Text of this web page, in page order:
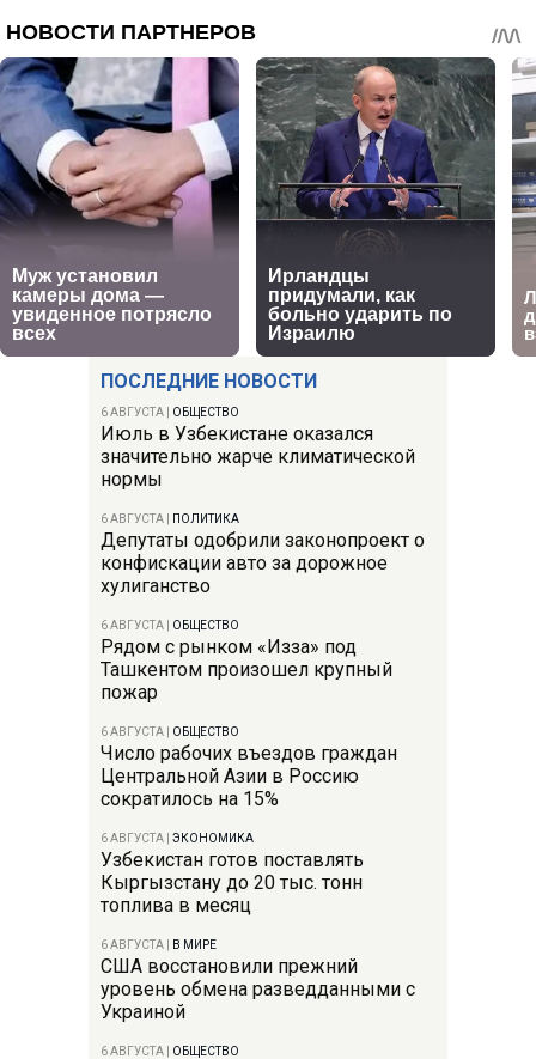
ПОСЛЕДНИЕ НОВОСТИ
6 АВГУСТА ОБЩЕСТВО
Июль в Узбекистане оказался
значительно жарче климатической
нормы
6 АВГУСТА ПОЛИТИКА
Депутаты одобрили законопроект о
конфискации авто за дорожное
хулиганство
6 АВГУСТА ОБЩЕСТВО
Рядом с рынком «Изза» под
Ташкентом произошел крупный
пожар
6 АВГУСТА ОБЩЕСТВО
Число рабочих въездов граждан
Центральной Азии в Россию
сократилось на 15%
6 АВГУСТА ЭКОНОМИКА
Узбекистан готов поставлять
Кыргызстану до 20 тыс. тонн
топлива в месяц
6 АВГУСТА В МИРЕ
США восстановили прежний
уровень обмена разведданными с
Украиной
6 АВГУСТА ОБЩЕСТВО